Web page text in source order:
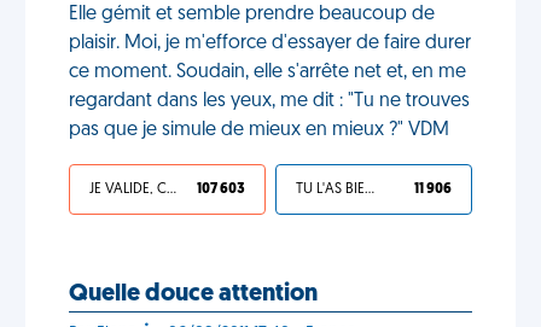
Elle gémit et semble prendre beaucoup de
plaisir. Moi, je m'efforce d'essayer de faire durer
ce moment. Soudain, elle s'arrête net et, en me
regardant dans les yeux, me dit : "Tu ne trouves
pas que je simule de mieux en mieux ?" VDM
JE VALIDE, C'EST UNE VDM 107 603 TU L'AS BIEN MÉRITÉ 11 906
Quelle douce attention